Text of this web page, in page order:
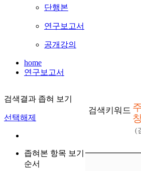
단행본
연구보고서
공개강의
home
연구보고서
검색결과 좁혀 보기
선택해제
좁혀본 항목 보기
순서
검색키워드
(